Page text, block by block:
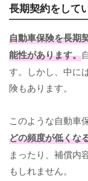
長期契約をして
自動車保険を長期
能性があります。
す。しかし、中に
険もあります。
このような自動車
どの頻度が低くな
まったり、補償内
もしれません。